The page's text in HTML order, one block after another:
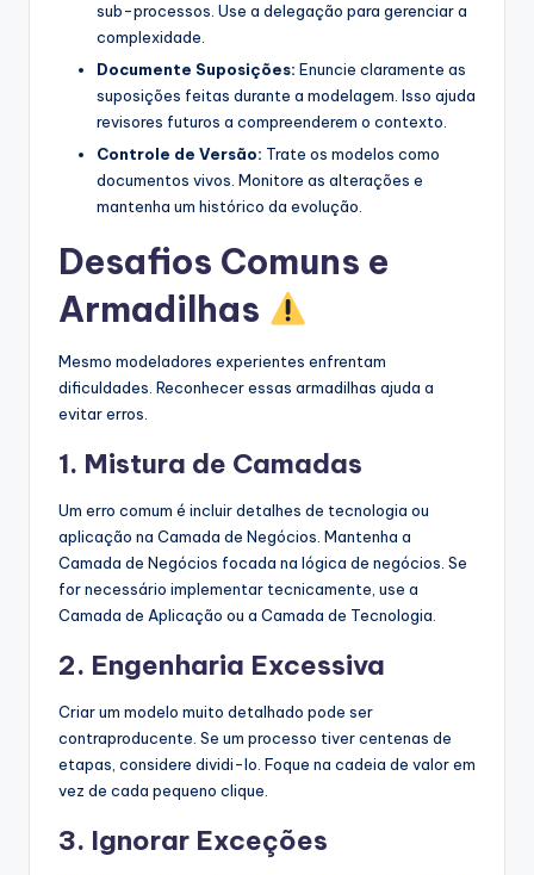
sub-processos. Use a delegação para gerenciar a
complexidade.
Documente Suposições: Enuncie claramente as
suposições feitas durante a modelagem. Isso ajuda
revisores futuros a compreenderem o contexto.
Controle de Versão: Trate os modelos como
documentos vivos. Monitore as alterações e
mantenha um histórico da evolução.
Desafios Comuns e
Armadilhas
Mesmo modeladores experientes enfrentam
dificuldades. Reconhecer essas armadilhas ajuda a
evitar erros.
1. Mistura de Camadas
Um erro comum é incluir detalhes de tecnologia ou
aplicação na Camada de Negócios. Mantenha a
Camada de Negócios focada na lógica de negócios. Se
for necessário implementar tecnicamente, use a
Camada de Aplicação ou a Camada de Tecnologia.
2. Engenharia Excessiva
Criar um modelo muito detalhado pode ser
contraproducente. Se um processo tiver centenas de
etapas, considere dividi-lo. Foque na cadeia de valor em
vez de cada pequeno clique.
3. Ignorar Exceções